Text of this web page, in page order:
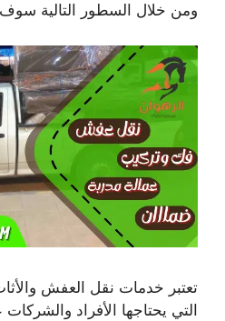
ومن خلال السطور التالية
تعتبر خدمات نقل العفش
التي يحتاجها الأفراد